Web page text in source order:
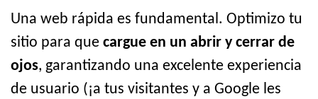
Una web rápida es fundamental. Optimizo tu
sitio para que cargue en un abrir y cerrar de
ojos, garantizando una excelente experiencia
de usuario (¡a tus visitantes y a Google les